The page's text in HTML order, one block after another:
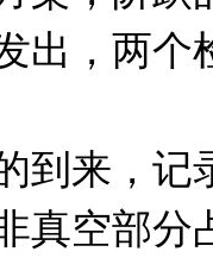
出，两个
到来，
真空部分